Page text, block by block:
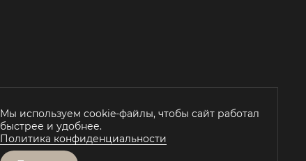
Мы используем cookie-файлы, чтобы сайт работал
быстрее и удобнее.
Политика конфиденциальности